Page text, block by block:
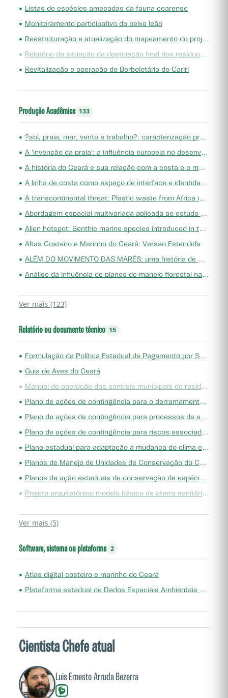
• Listas de espécies ameçadas da fauna cearense
• Monitoramento participativo do peixe leão
• Reestruturação e atualização do mapeamento do projeto "Zoneamento ecológico-econômico do Ceará - zona costeira e unidades de conservação costeiras"
• Relatório da situação da destinação final dos resíduos sólidos urbanos no Ceará
• Revitalização e operação do Borboletário do Cariri
Produção Acadêmica 133
• ?sol, praia, mar, vento e trabalho?: caracterização produtiva das cidades turísticas costeiras do Ceará-Brasil entre 2010 e 2019
• A 'invenção da praia': a influência europeia no desenvolvimento socioeconômico do litoral do Ceará
• A história do Ceará e sua relação com a costa e o mar (topônimos, geoformas e colonização: estudo da formação do litoral colonial do Ceará)
• A linha de costa como espaço de interface e identidade: contributos interdisciplinares das humanidades azuis
• A transcontinental threat: Plastic waste from Africa invades Brazil's coast
• Abordagem espacial multivariada aplicada ao estudo da variação de médio prazo da linha de costa
• Alien hotspot: Benthic marine species introduced in the Brazilian semiarid coast
• Altas Costeiro e Marinho do Ceará: Versao Estendida
• ALÉM DO MOVIMENTO DAS MARÉS: uma história de modificação territorial na Praia de Iracema, em Fortaleza (CE)
• Análise da influência de planos de manejo florestal na conservação dos recursos naturais em áreas de projetos de assentamentos federais
Ver mais (123)
Relatório ou documento técnico 15
• Formulação da Política Estadual de Pagamento por Serviços Ambientais do Ceará
• Guia de Aves do Ceará
• Manual de operação das centrais municipais de resíduos
• Plano de ações de contingência para o derramamento de óleo na zona costeira do Ceará
• Plano de ações de contingência para processos de erosão costeira no Estado do Ceará
• Plano de ações de contingência para riscos associados a ambientes em falésias no Ceará
• Plano estadual para adaptação à mudança do clima e baixa emissão de carbono na agropecuária com vistas ao desenvolvimento sustentável
• Planos de Manejo de Unidades de Conservação do Ceará
• Planos de ação estaduais de conservação de espécies ameaçadas de extinção
• Projeto arquitetônico modelo básico de aterro sanitário/ rejeitos - relatório para tomadores de decisão
Ver mais (5)
Software, sistema ou plataforma 2
• Atlas digital costeiro e marinho do Ceará
• Plataforma estadual de Dados Espaciais Ambientais do Ceará (PEDEA-CE)
Cientista Chefe atual
Luis Ernesto Arruda Bezerra